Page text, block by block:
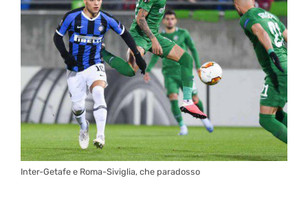
Inter-Getafe e Roma-Siviglia, che paradosso